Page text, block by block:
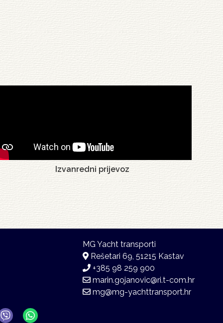
Izvanredni prijevoz
Rešetari 69, 51215 Kastav
+385 98 259 900
marin.gojanovic@ri.t-com.hr
mg@mg-yachttransport.hr